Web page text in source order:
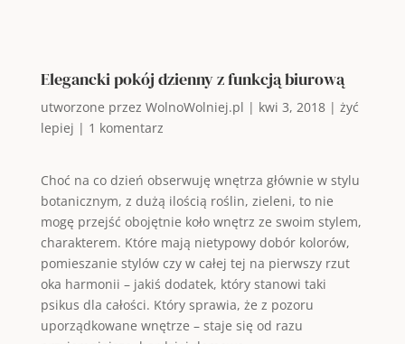
Elegancki pokój dzienny z funkcją biurową
utworzone przez WolnoWolniej.pl | kwi 3, 2018| żyć
lepiej | 1 komentarz
Choć na co dzień obserwuję wnętrza głównie w stylu
botanicznym, z dużą ilością roślin, zieleni, to nie
mogę przejść obojętnie koło wnętrz ze swoim stylem,
charakterem. Które mają nietypowy dobór kolorów,
pomieszanie stylów czy w całej tej na pierwszy rzut
oka harmonii – jakiś dodatek, który stanowi taki
psikus dla całości. Który sprawia, że z pozoru
uporządkowane wnętrze – staje się od razu